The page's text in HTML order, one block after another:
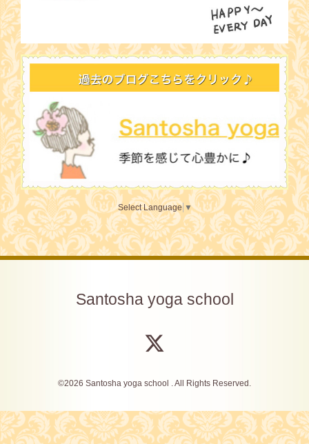
Select Language ▼
Santosha yoga school
©2026 Santosha yoga school . All Rights Reserved.